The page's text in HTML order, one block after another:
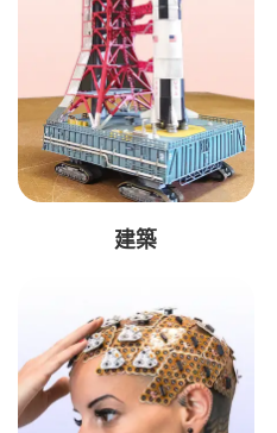
建築